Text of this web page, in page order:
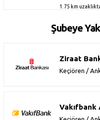
1.75 km
Şubeye
Ziraat
Keçiören /
Vakıfbank